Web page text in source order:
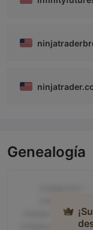
Genealogía